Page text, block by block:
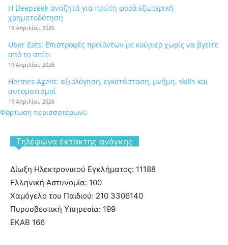
Η Deepseek αναζητά για πρώτη φορά εξωτερική
χρηματοδότηση
19 Απριλίου 2026
Uber Eats: Επιστροφές προϊόντων με κούριερ χωρίς να βγείτε
από το σπίτι
19 Απριλίου 2026
Hermes Agent: αξιολόγηση, εγκατάσταση, μνήμη, skills και
αυτοματισμοί
19 Απριλίου 2026
Φόρτωση περισσοτέρων
Tηλέφωνα έκτακτης ανάγκης
Δίωξη Ηλεκτρονικού Εγκλήματος: 11188
Ελληνική Αστυνομία: 100
Χαμόγελο του Παιδιού: 210 3306140
Πυροσβεστική Υπηρεσία: 199
ΕΚΑΒ 166